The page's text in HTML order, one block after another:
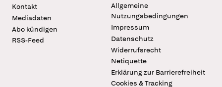
Kontakt
Mediadaten
Abo kündigen
RSS-Feed
Allgemeine
Nutzungsbedingungen
Impressum
Datenschutz
Widerrufsrecht
Netiquette
Erklärung zur Barrierefreiheit
Cookies & Tracking